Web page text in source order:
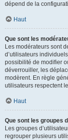
dépend de la
Haut
Que sont les
Les modérateurs sont
d’utilisateurs
possibilité de modifier
déverrouiller, les
modèrent. En règle
utilisateurs respectent
Haut
Que sont les groupes
Les groupes
regrouper plusieurs